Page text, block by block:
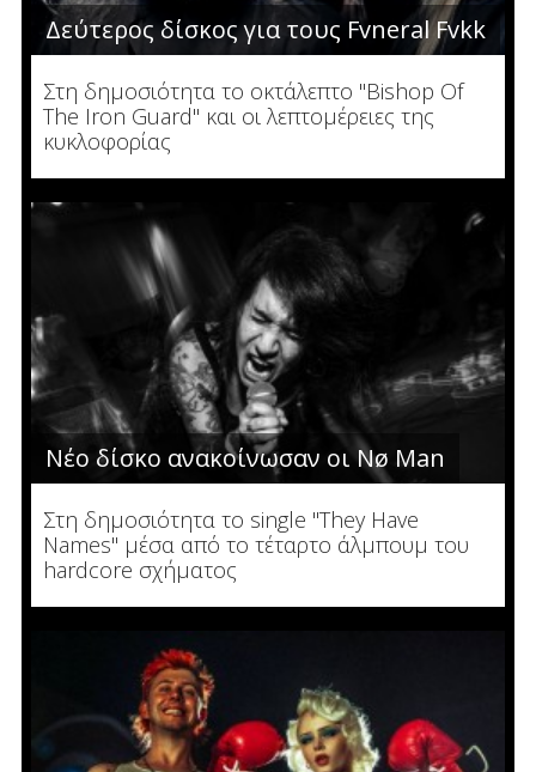
Δεύτερος δίσκος για τους Fvneral Fvkk
Στη δημοσιότητα το οκτάλεπτο "Bishop Of
The Iron Guard" και οι λεπτομέρειες της
κυκλοφορίας
Νέο δίσκο ανακοίνωσαν οι Nø Man
Στη δημοσιότητα το single "They Have
Names" μέσα από το τέταρτο άλμπουμ του
hardcore σχήματος